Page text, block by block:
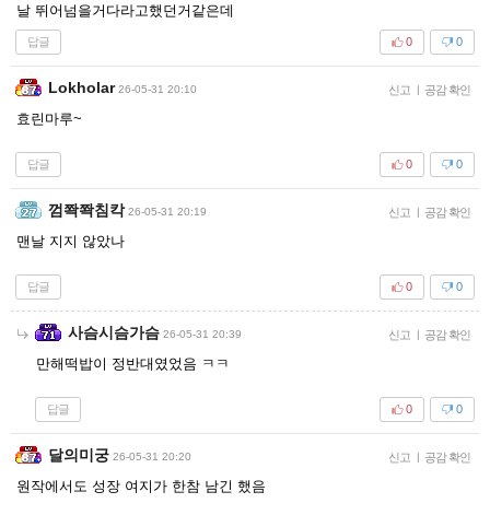
날 뛰어넘을거다라고했던거같은데
답글 0
0
Lokholar 26-05-31 20:10 신고 | 공감 확인
효린마루~
답글 0
0
껌쫙쫙침칵 26-05-31 20:19 신고 | 공감 확인
맨날 지지 않았나
답글 0
0
사슴시슴가슴 26-05-31 20:39 신고 | 공감 확인
만해떡밥이 정반대였었음 ㅋㅋ
답글 0
0
달의미궁 26-05-31 20:20 신고 | 공감 확인
원작에서도 성장 여지가 한참 남긴 했음